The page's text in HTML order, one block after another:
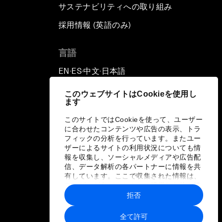
このウェブサイトはCookieを使用し
ます
このサイトではCookieを使って、ユーザー
に合わせたコンテンツや広告の表示、トラ
フィックの分析を行っています。またユー
ザーによるサイトの利用状況についても情
報を収集し、ソーシャルメディアや広告配
信、データ解析の各パートナーに情報を共
有しています。ここで収集された情報は、
ユーザーが各パートナーに提供した他の情
報や各パートナーのサービスを使用した際
に収集された情報と組み合わされ、各パー
トナーによって使用されることがありま
全て許可
拒否
サステナビリティへの取り組み
採用情報 (英語のみ)
言語
EN ▪ ES▪中文▪ 日本語